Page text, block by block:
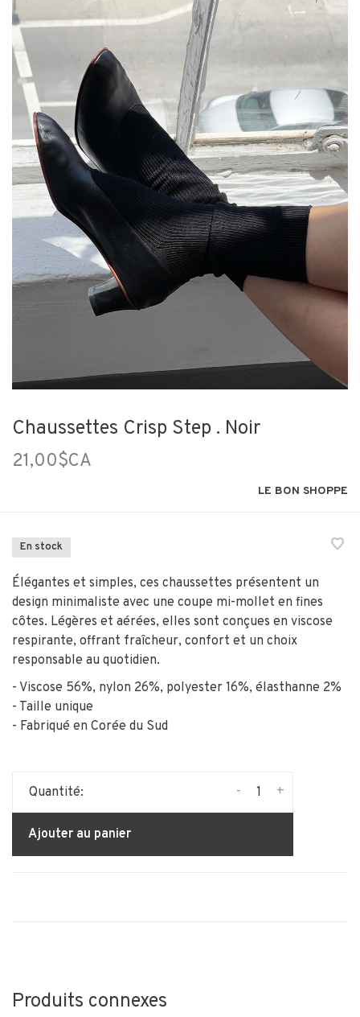
Chaussettes Crisp Step . Noir
21,00$CA
LE BON SHOPPE
En stock
Élégantes et simples, ces chaussettes présentent un
design minimaliste avec une coupe mi-mollet en fines
côtes. Légères et aérées, elles sont conçues en viscose
respirante, offrant fraîcheur, confort et un choix
responsable au quotidien.
- Viscose 56%, nylon 26%, polyester 16%, élasthanne 2%
- Taille unique
- Fabriqué en Corée du Sud
Quantité: +
-
Ajouter au panier
Produits connexes